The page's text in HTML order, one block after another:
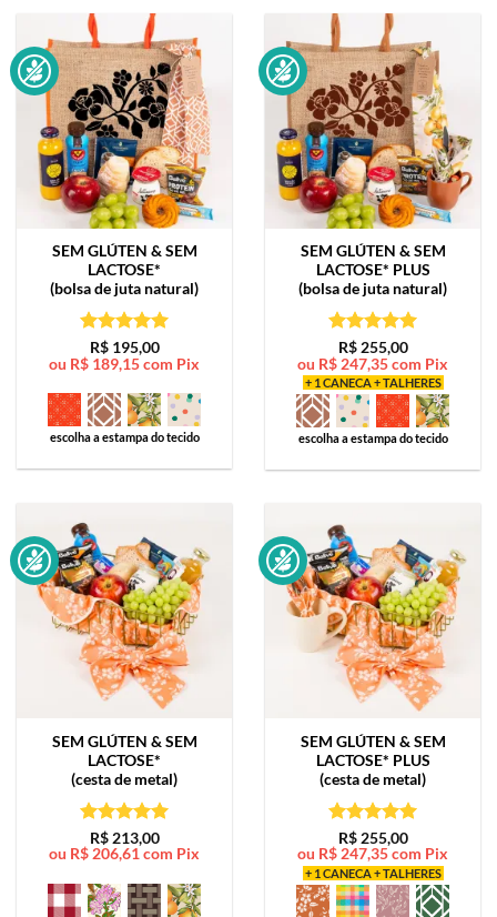
SEM GLÚTEN & SEM
LACTOSE*
(bolsa de juta natural)
Avaliação5
de 5
R$195,00
ou R$ 189,15com Pix
escolha a estampa do tecido
SEM GLÚTEN & SEM
LACTOSE* PLUS
(bolsa de juta natural)
Avaliação5
de 5
R$255,00
ou R$ 247,35com Pix
+ 1 CANECA + TALHERES
escolha a estampa do tecido
SEM GLÚTEN & SEM
LACTOSE*
(cesta de metal)
Avaliação5
de 5
R$213,00
ou R$206,61com Pix
SEM GLÚTEN & SEM
LACTOSE* PLUS
(cesta de metal)
Avaliação5
de 5
R$255,00
ou R$247,35com Pix
+ 1 CANECA + TALHERES